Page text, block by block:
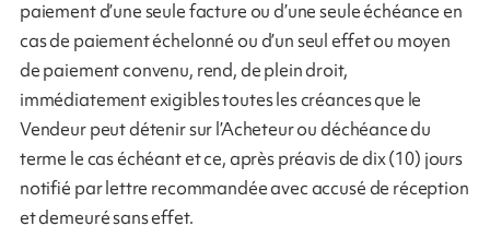
paiement d’une seule facture ou d’une seule échéance en
cas de paiement échelonné ou d’un seul effet ou moyen
de paiement convenu, rend, de plein droit,
immédiatement exigibles toutes les créances que le
Vendeur peut détenir sur l’Acheteur ou déchéance du
terme le cas échéant et ce, après préavis de dix (10) jours
notifié par lettre recommandée avec accusé de réception
et demeuré sans effet.